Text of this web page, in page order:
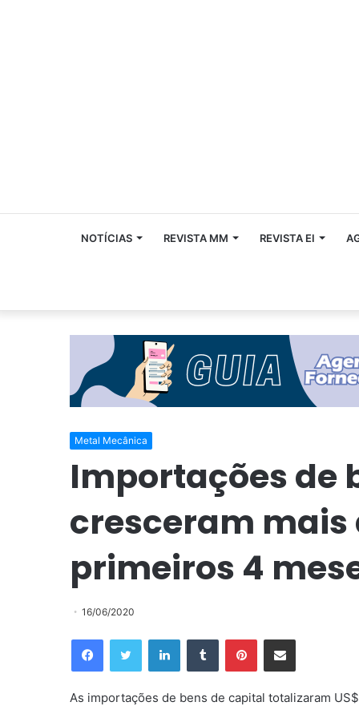
NOTÍCIAS REVISTA MM REVISTA EI
Metal Mecânica
Importações de
cresceram mais
primeiros 4
16/06/2020
As importações de bens de capital totalizaram